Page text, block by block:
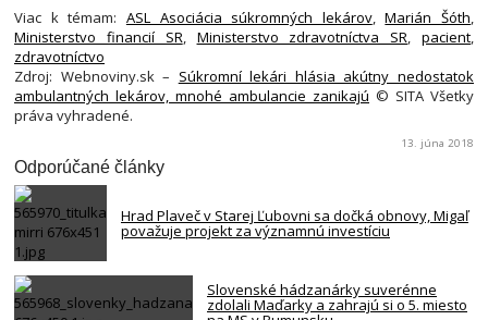
Viac k témam: ASL Asociácia súkromných lekárov,Marián Šóth,
Ministerstvo financií SR, Ministerstvo zdravotníctva SR,pacient,
zdravotníctvo
Zdroj: Webnoviny.sk – Súkromní lekári hlásia akútny nedostatok
ambulantných lekárov, mnohé ambulancie zanikajú © SITA Všetky
práva vyhradené.
13. júna 2018
Odporúčané články
Hrad Plaveč v Starej Ľubovni sa dočká obnovy, Migaľ
považuje projekt za významnú investíciu
Slovenské hádzanárky suverénne
zdolali Maďarky a zahrajú si o 5. miesto